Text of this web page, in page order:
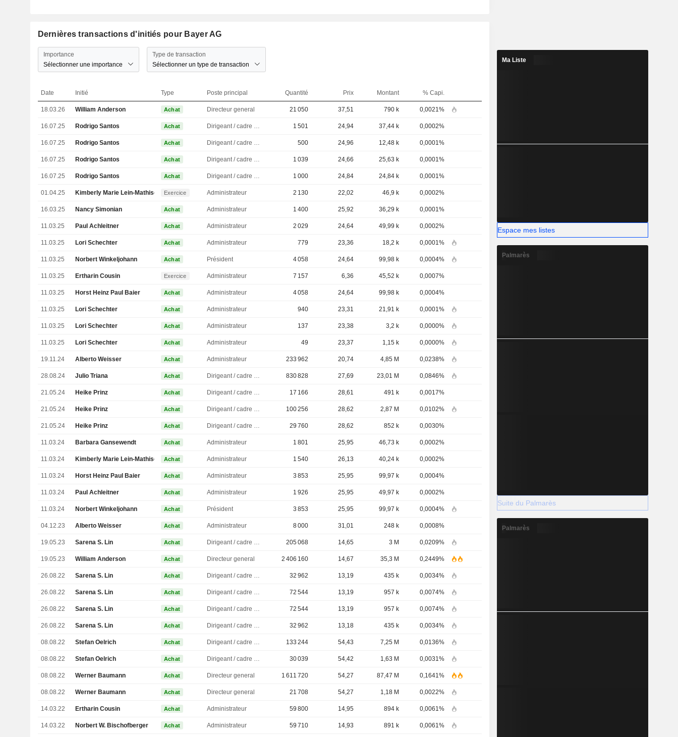
Dernières transactions d'initiés pour Bayer AG
Importance
Sélectionner une importance
Type de transaction
Sélectionner un type de transaction
Date Initié Type Poste principal Quantité Prix Montant % Capi.
18.03.26 William Anderson Achat Directeur general 21 050 37,51 790 k 0,0021%
16.07.25 Rodrigo Santos Achat Dirigeant / cadre principal 1 501 24,94 37,44 k 0,0002%
16.07.25 Rodrigo Santos Achat Dirigeant / cadre principal 500 24,96 12,48 k 0,0001%
16.07.25 Rodrigo Santos Achat Dirigeant / cadre principal 1 039 24,66 25,63 k 0,0001%
16.07.25 Rodrigo Santos Achat Dirigeant / cadre principal 1 000 24,84 24,84 k 0,0001%
01.04.25 Kimberly Marie Lein-Mathisen Exercice Administrateur 2 130 22,02 46,9 k 0,0002%
16.03.25 Nancy Simonian Achat Administrateur 1 400 25,92 36,29 k 0,0001%
11.03.25 Paul Achleitner Achat Administrateur 2 029 24,64 49,99 k 0,0002%
11.03.25 Lori Schechter Achat Administrateur 779 23,36 18,2 k 0,0001%
11.03.25 Norbert Winkeljohann Achat Président 4 058 24,64 99,98 k 0,0004%
11.03.25 Ertharin Cousin Exercice Administrateur 7 157 6,36 45,52 k 0,0007%
11.03.25 Horst Heinz Paul Baier Achat Administrateur 4 058 24,64 99,98 k 0,0004%
11.03.25 Lori Schechter Achat Administrateur 940 23,31 21,91 k 0,0001%
11.03.25 Lori Schechter Achat Administrateur 137 23,38 3,2 k 0,0000%
11.03.25 Lori Schechter Achat Administrateur 49 23,37 1,15 k 0,0000%
19.11.24 Alberto Weisser Achat Administrateur 233 962 20,74 4,85 M 0,0238%
28.08.24 Julio Triana Achat Dirigeant / cadre principal 830 828 27,69 23,01 M 0,0846%
21.05.24 Heike Prinz Achat Dirigeant / cadre principal 17 166 28,61 491 k 0,0017%
21.05.24 Heike Prinz Achat Dirigeant / cadre principal 100 256 28,62 2,87 M 0,0102%
21.05.24 Heike Prinz Achat Dirigeant / cadre principal 29 760 28,62 852 k 0,0030%
11.03.24 Barbara Gansewendt Achat Administrateur 1 801 25,95 46,73 k 0,0002%
11.03.24 Kimberly Marie Lein-Mathisen Achat Administrateur 1 540 26,13 40,24 k 0,0002%
11.03.24 Horst Heinz Paul Baier Achat Administrateur 3 853 25,95 99,97 k 0,0004%
11.03.24 Paul Achleitner Achat Administrateur 1 926 25,95 49,97 k 0,0002%
11.03.24 Norbert Winkeljohann Achat Président 3 853 25,95 99,97 k 0,0004%
04.12.23 Alberto Weisser Achat Administrateur 8 000 31,01 248 k 0,0008%
19.05.23 Sarena S. Lin Achat Dirigeant / cadre principal 205 068 14,65 3 M 0,0209%
19.05.23 William Anderson Achat Directeur general 2 406 160 14,67 35,3 M 0,2449%
26.08.22 Sarena S. Lin Achat Dirigeant / cadre principal 32 962 13,19 435 k 0,0034%
26.08.22 Sarena S. Lin Achat Dirigeant / cadre principal 72 544 13,19 957 k 0,0074%
26.08.22 Sarena S. Lin Achat Dirigeant / cadre principal 72 544 13,19 957 k 0,0074%
26.08.22 Sarena S. Lin Achat Dirigeant / cadre principal 32 962 13,18 435 k 0,0034%
08.08.22 Stefan Oelrich Achat Dirigeant / cadre principal 133 244 54,43 7,25 M 0,0136%
08.08.22 Stefan Oelrich Achat Dirigeant / cadre principal 30 039 54,42 1,63 M 0,0031%
08.08.22 Werner Baumann Achat Directeur general 1 611 720 54,27 87,47 M 0,1641%
08.08.22 Werner Baumann Achat Directeur general 21 708 54,27 1,18 M 0,0022%
14.03.22 Ertharin Cousin Achat Administrateur 59 800 14,95 894 k 0,0061%
14.03.22 Norbert W. Bischofberger Achat Administrateur 59 710 14,93 891 k 0,0061%
Ma Liste
Espace mes listes
Palmarès
Suite du Palmarès
Palmarès